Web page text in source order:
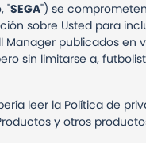
"SEGA") se
sobre Usted para
Manager publicados en
sin limitarse a,
leer la Política de
y otros